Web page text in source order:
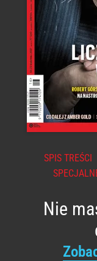
SPIS TREŚCI
Nie